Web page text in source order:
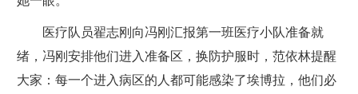
医疗队员翟志刚向冯刚汇报第一班医疗小队准备就
绪，冯刚安排他们进入准备区，换防护服时，范依林提醒
大家：每一个进入病区的人都可能感染了埃博拉，他们必